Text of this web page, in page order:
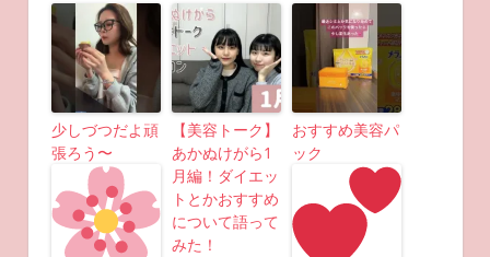
少しづつだよ頑
張ろう〜
【美容トーク】
あかぬけがら1
月編！ダイエッ
トとかおすすめ
について語って
みた！
おすすめ美容パ
ック